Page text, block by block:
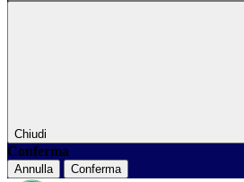
Chiudi
Conferma
Annulla Conferma